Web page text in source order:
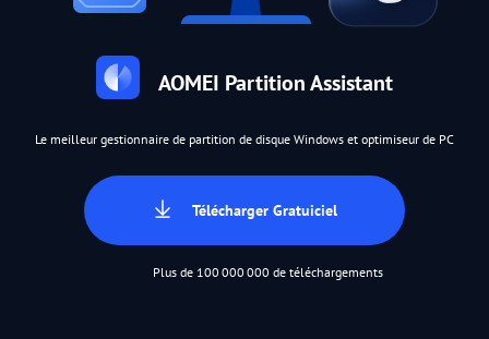
AOMEI Partition Assistant
Le meilleur gestionnaire de partition de disque Windows et optimiseur de PC
Télécharger Gratuiciel
Plus de 100 000 000 de téléchargements